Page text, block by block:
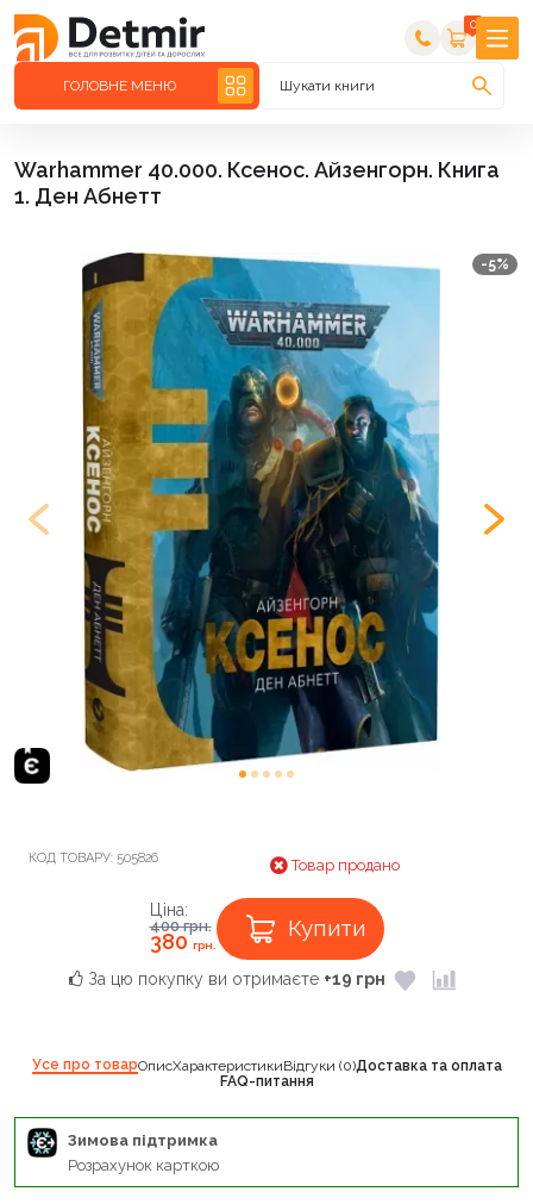
0
ГОЛОВНЕ МЕНЮ Шукати книги
Warhammer 40.000. Ксенос. Айзенгорн. Книга
1. Ден Абнетт
-5%
КОД ТОВАРУ: 505826 Товар продано
Ціна:
400грн.
380грн.
Купити
За цю покупку ви отримаєте +19 грн
Усе про товарОписХарактеристикиВідгуки (0)Доставка та оплата
FAQ-питання
Зимова підтримка
Розрахунок карткою